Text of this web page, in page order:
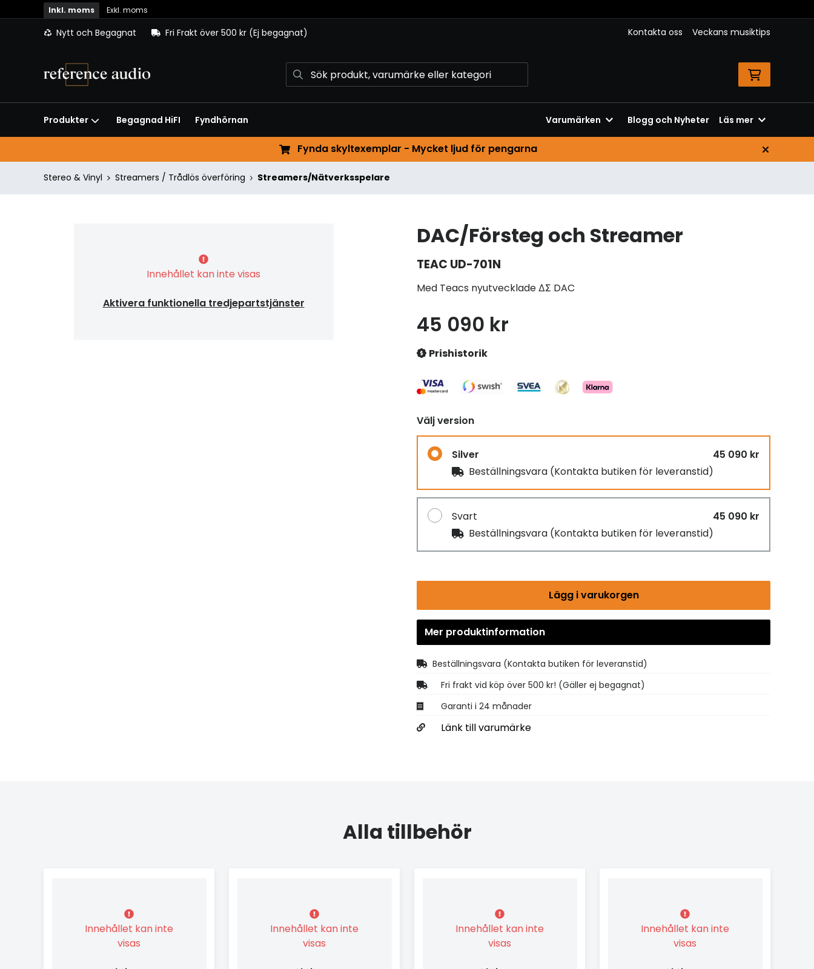
Inkl. moms Exkl. moms
Nytt och Begagnat Fri Frakt över 500 kr (Ej begagnat) Kontakta oss Veckans musiktips
Produkter Begagnad HiFI Fyndhörnan Varumärken Blogg och Nyheter Läs mer
Fynda skyltexemplar - Mycket ljud för pengarna
Stereo & Vinyl Streamers / Trådlös överföring Streamers/Nätverksspelare
Innehållet kan inte visas
Aktivera funktionella tredjepartstjänster
DAC/Försteg och Streamer
TEAC UD-701N
Med Teacs nyutvecklade ΔΣ DAC
45 090 kr
Prishistorik
Välj version
Silver
45 090 kr
Beställningsvara (Kontakta butiken för leveranstid)
Svart
45 090 kr
Beställningsvara (Kontakta butiken för leveranstid)
Lägg i varukorgen
Mer produktinformation
Beställningsvara (Kontakta butiken för leveranstid)
Fri frakt vid köp över 500 kr! (Gäller ej begagnat)
Garanti i 24 månader
Länk till varumärke
Alla tillbehör
Innehållet kan inte
visas
Innehållet kan inte
visas
Innehållet kan inte
visas
Innehållet kan inte
visas